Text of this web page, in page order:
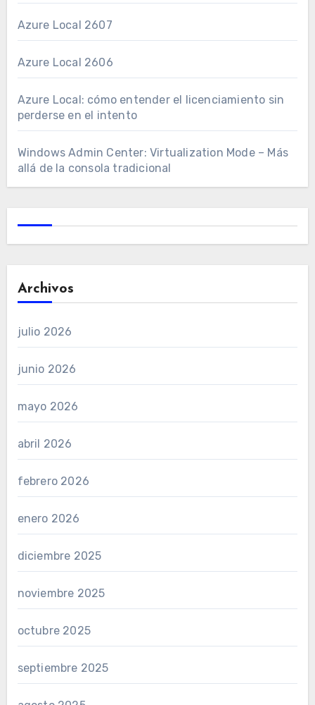
Azure Local 2607
Azure Local 2606
Azure Local: cómo entender el licenciamiento sin
perderse en el intento
Windows Admin Center: Virtualization Mode – Más
allá de la consola tradicional
Archivos
julio 2026
junio 2026
mayo 2026
abril 2026
febrero 2026
enero 2026
diciembre 2025
noviembre 2025
octubre 2025
septiembre 2025